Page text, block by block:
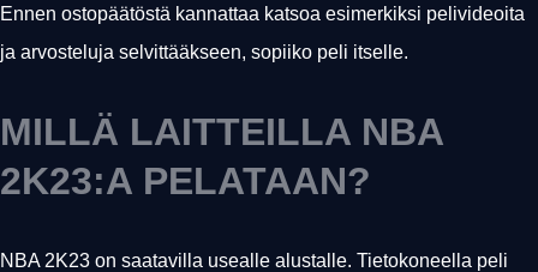
Ennen ostopäätöstä kannattaa katsoa esimerkiksi pelivideoita
ja arvosteluja selvittääkseen, sopiiko peli itselle.
MILLÄ LAITTEILLA NBA
2K23:A PELATAAN?
NBA 2K23 on saatavilla usealle alustalle. Tietokoneella peli